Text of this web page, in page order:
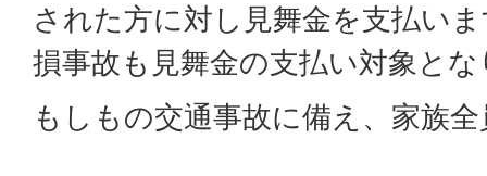
された方に対し見舞金を支払い
損事故も見舞金の支払い対象と
もしもの交通事故に備え、家族